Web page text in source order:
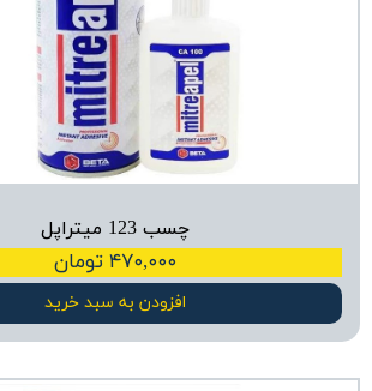
چسب 123 میتراپل
۴۷۰,۰۰۰ تومان
افزودن به سبد خرید